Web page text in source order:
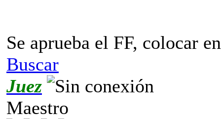
Se aprueba el FF, colocar
Buscar
Juez
Maestro